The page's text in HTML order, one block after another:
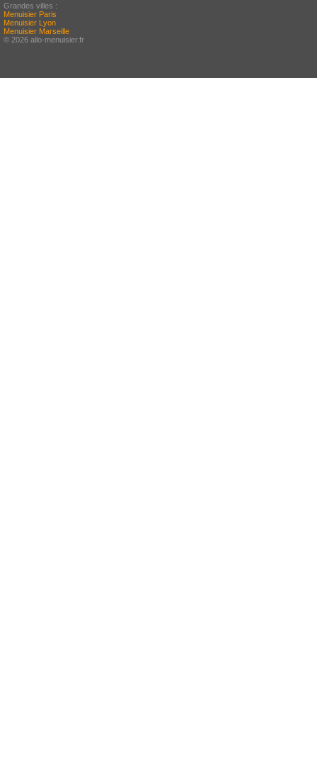
Grandes villes :
Menuisier Paris
Menuisier Lyon
Menuisier Marseille
© 2026 allo-menuisier.fr